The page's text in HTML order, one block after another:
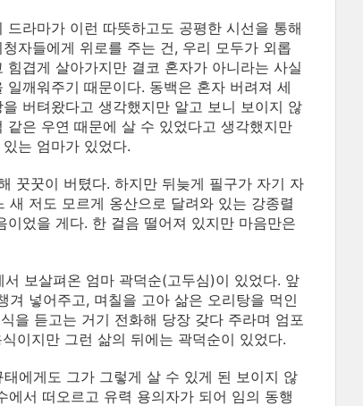
드라마가 이런 따뜻하고도 공평한 시선을 통해
청자들에게 위로를 주는 건, 우리 모두가 외롭
힘겹게 살아가지만 결코 혼자가 아니라는 사실
일깨워주기 때문이다. 동백은 혼자 버려져 세
을 버텨왔다고 생각했지만 알고 보니 보이지 않
은 우연 때문에 살 수 있었다고 생각했지만
는 엄마가 있었다.
꿋꿋이 버텼다. 하지만 뒤늦게 필구가 자기 자
저도 모르게 옹산으로 달려와 있는 강종렬
었을 게다. 한 걸음 떨어져 있지만 마음만은
보살펴온 엄마 곽덕순(고두심)이 있었다. 앞
넣어주고, 며칠을 고아 삶은 오리탕을 먹인
을 듣고는 거기 전화해 당장 갖다 주라며 엄포
이지만 그런 삶의 뒤에는 곽덕순이 있었다.
에게도 그가 그렇게 살 수 있게 된 보이지 않
서 떠오르고 유력 용의자가 되어 임의 동행